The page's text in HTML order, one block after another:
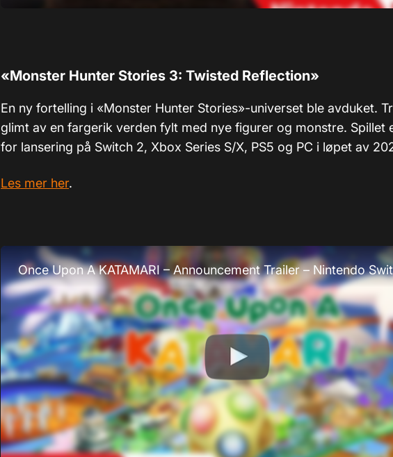
«Monster Hunter Stories 3: Twisted Reflection»
En ny fortelling i «Monster Hunter Stories»-universet ble avduket.
glimt av en fargerik verden fylt med nye figurer og monstre. Spillet
for lansering på Switch 2, Xbox Series S/X, PS5 og PC i løpet av
Les mer her.
Once Upon A KATAMARI – Announcement Trailer – Nintendo